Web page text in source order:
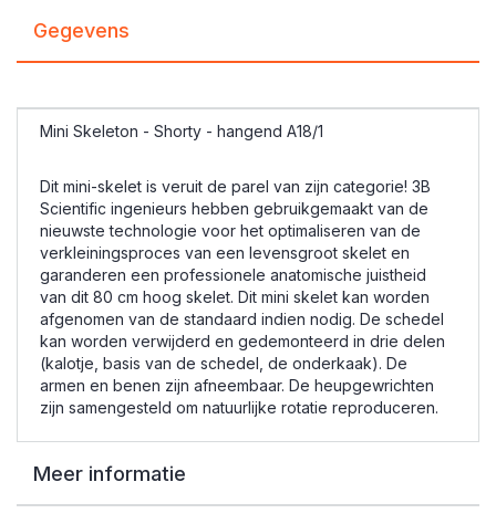
Gegevens
Mini Skeleton - Shorty - hangend A18/1
Dit mini-skelet is veruit de parel van zijn categorie! 3B
Scientific ingenieurs hebben gebruikgemaakt van de
nieuwste technologie voor het optimaliseren van de
verkleiningsproces van een levensgroot skelet en
garanderen een professionele anatomische juistheid
van dit 80 cm hoog skelet. Dit mini skelet kan worden
afgenomen van de standaard indien nodig. De schedel
kan worden verwijderd en gedemonteerd in drie delen
(kalotje, basis van de schedel, de onderkaak). De
armen en benen zijn afneembaar. De heupgewrichten
zijn samengesteld om natuurlijke rotatie reproduceren.
Meer informatie